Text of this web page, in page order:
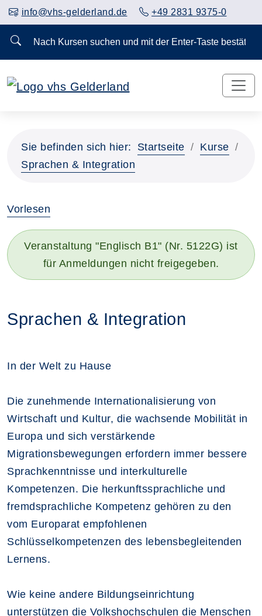
info@vhs-gelderland.de +49 2831 9375-0
Nach Kursen suchen und mit der Enter-Taste
Sie befinden sich hier: Startseite
Kurse
Sprachen & Integration
Vorlesen
Veranstaltung "Englisch B1" (Nr. 5122G) ist
für Anmeldungen nicht freigegeben.
Sprachen & Integration
In der Welt zu Hause
Die zunehmende Internationalisierung von
Wirtschaft und Kultur, die wachsende Mobilität in
Europa und sich verstärkende
Migrationsbewegungen erfordern immer bessere
Sprachkenntnisse und interkulturelle
Kompetenzen. Die herkunftssprachliche und
fremdsprachliche Kompetenz gehören zu den
vom Europarat empfohlenen
Schlüsselkompetenzen des lebensbegleitenden
Lernens.
Wie keine andere Bildungseinrichtung
unterstützen die Volkshochschulen die Menschen